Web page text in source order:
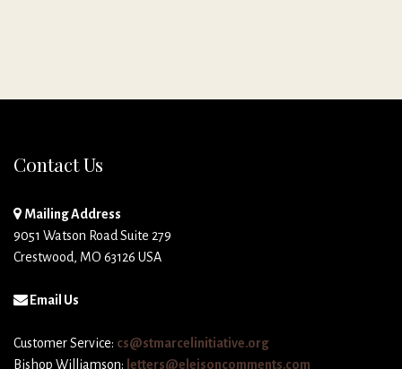
Contact Us
Mailing Address
9051 Watson Road Suite 279
Crestwood, MO 63126 USA
Email Us
Customer Service: cs@stmarcelinitiative.org
Bishop Williamson: letters@eleisoncomments.com